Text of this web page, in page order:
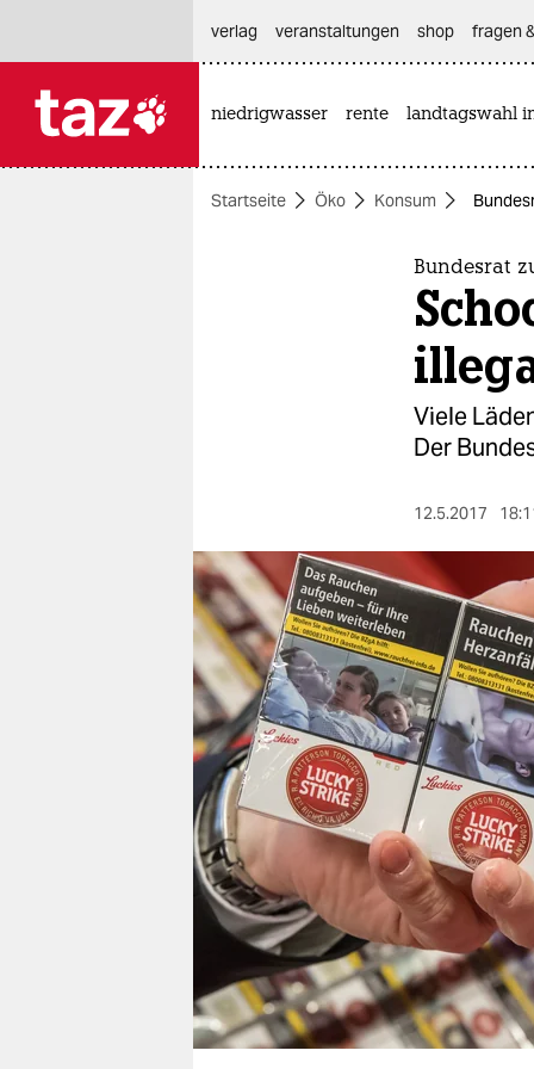
themen
nord
wahrheit
verlag
verlag
veranstaltungen
shop
fragen & hilfe
unterstützen
abo
genossenschaft
verlag
veranstaltungen shop fragen
niedrigwasser rente landtagswahl
Startseite Öko Konsum
Bundesrat
Viele
Der
12.5.2017